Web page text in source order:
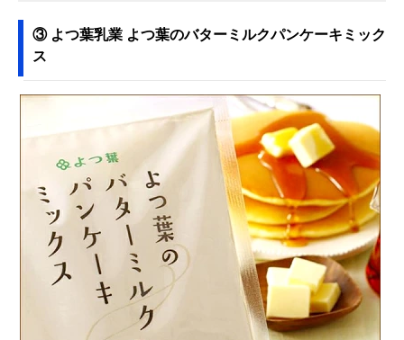
③ よつ葉乳業 よつ葉のバターミルクパンケーキミック
ス